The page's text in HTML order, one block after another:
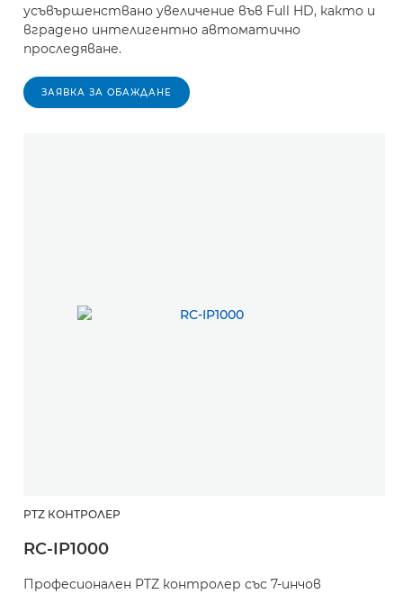
усъвършенствано увеличение във Full HD, както и
вградено интелигентно автоматично
проследяване.
ЗАЯВКА ЗА ОБАЖДАНЕ
PTZ КОНТРОЛЕР
RC-IP1000
Професионален PTZ контролер със 7-инчов